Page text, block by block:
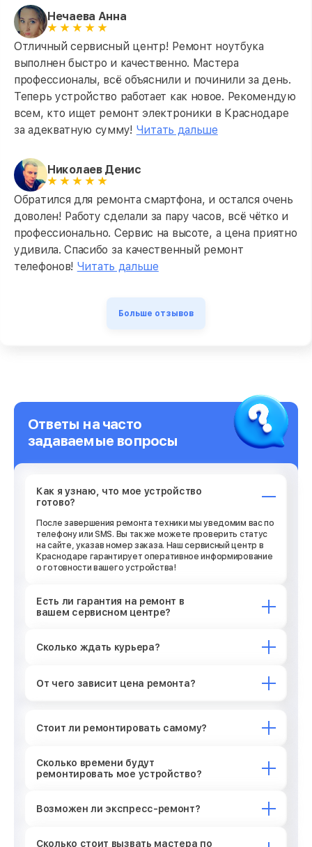
Нечаева Анна
Отличный сервисный центр! Ремонт ноутбука
выполнен быстро и качественно. Мастера
профессионалы, всё объяснили и починили за день.
Теперь устройство работает как новое. Рекомендую
всем, кто ищет ремонт электроники в Краснодаре
за адекватную сумму! Читать дальше
Николаев Денис
Обратился для ремонта смартфона, и остался очень
доволен! Работу сделали за пару часов, всё чётко и
профессионально. Сервис на высоте, а цена приятно
удивила. Спасибо за качественный ремонт
телефонов! Читать дальше
Больше отзывов
Ответы на часто
задаваемые вопросы
Как я узнаю, что мое устройство
готово?
После завершения ремонта техники мы уведомим вас по
телефону или SMS. Вы также можете проверить статус
на сайте, указав номер заказа. Наш сервисный центр в
Краснодаре гарантирует оперативное информирование
о готовности вашего устройства!
Есть ли гарантия на ремонт в
вашем сервисном центре?
Сколько ждать курьера?
От чего зависит цена ремонта?
Стоит ли ремонтировать самому?
Сколько времени будут
ремонтировать мое устройство?
Возможен ли экспресс-ремонт?
Сколько стоит вызвать мастера по